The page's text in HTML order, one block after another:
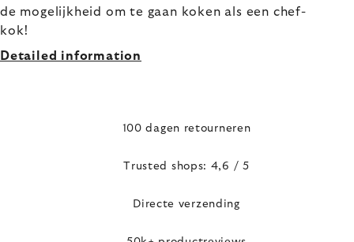
de mogelijkheid om te gaan koken als een chef-
kok!
Detailed information
100 dagen retourneren
Trusted shops: 4,6 / 5
Directe verzending